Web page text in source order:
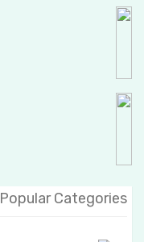
Popular Categories